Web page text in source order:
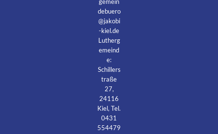
debuero
@jakobi
-kiel.de
Lutherg
emeind
e:
Schillers
traße
27,
24116
Kiel, Tel.
0431
554479